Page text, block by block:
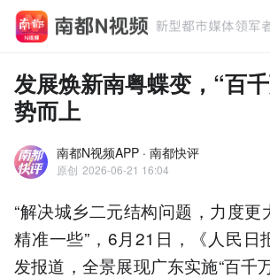
发展焕新南粤蝶变，“百
势而上
南都N视频APP · 南都快评
原创 2026-06-21 16:04
“解决城乡二元结构问题，力度更
精准一些”，6月21日，《人民日
发报道，全景展现广东实施“百千